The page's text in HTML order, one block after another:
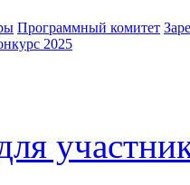
Программный комитет
2025